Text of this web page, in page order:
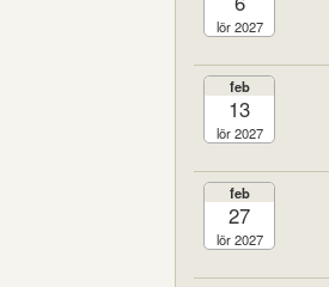
lör 2027
feb
13
lör 2027
feb
27
lör 2027